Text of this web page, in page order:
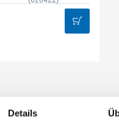
Details